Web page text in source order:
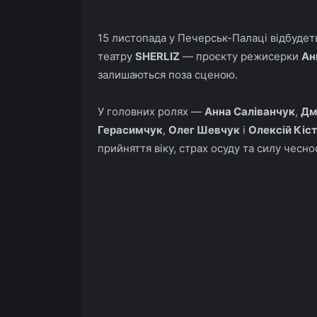
15 листопада у Печерськ-Палаці
театру SHERLIZ — проєкту режисерки
залишаються поза сценою.
У головних ролях — Анна Саліванчук,
Герасимчук, Олег Шевчук і Олексій
прийняття віку, страх осуду та силу